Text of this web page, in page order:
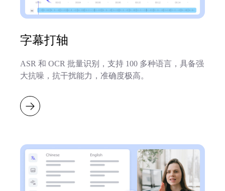
字幕打轴
ASR 和 OCR 批量识别，支持 100 多种语言，具备强
大抗噪，抗干扰能力，准确度极高。